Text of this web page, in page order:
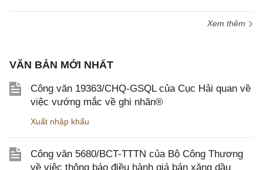
Xem thêm
VĂN BẢN MỚI NHẤT
Công văn 19363/CHQ-GSQL của Cục Hải quan về
việc vướng mắc về ghi nhãn®
Xuất nhập khẩu
Công văn 5680/BCT-TTTN của Bộ Công Thương
về việc thông báo điều hành giá bán xăng dầu